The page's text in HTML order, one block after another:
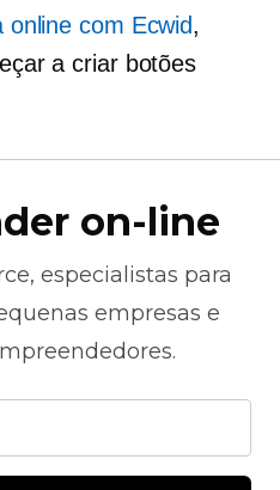
online com Ecwid,
a criar botões
on-line
especialistas para
empresas e